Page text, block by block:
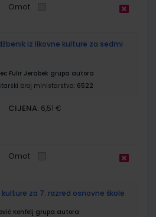
Omot
iz likovne kulture za sedmi
Fulir Jerabek grupa autora
broj ministarstva: 6522
CIJENA: 6,51 €
Omot
za 7. razred osnovne škole
Kenfelj grupa autora